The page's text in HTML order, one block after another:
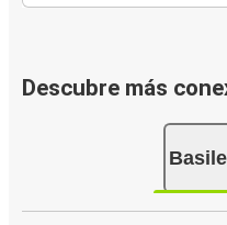
Descubre más